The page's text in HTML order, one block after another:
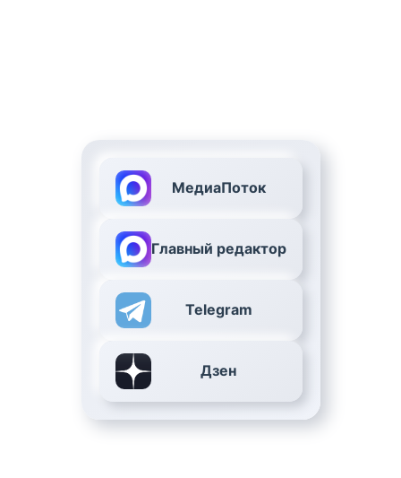
МедиаПоток
Главный редактор
Telegram
Дзен